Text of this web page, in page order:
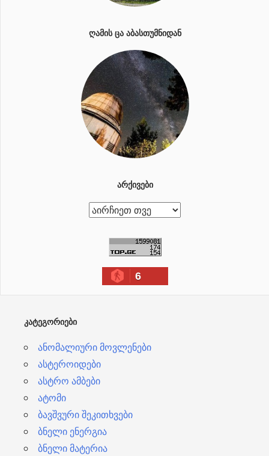
ᲦᲐᲛᲘᲡ ᲪᲐ ᲐᲑᲐᲡᲗᲣᲛᲜᲘᲓᲐᲜ
ᲐᲠᲥᲘᲕᲔᲑᲘ
ა
6
ᲙᲐᲢᲔᲒᲝᲠᲘᲔᲑᲘ
ანომალიური მოვლენები
ასტეროიდები
ასტრო ამბები
ატომი
ბავშვური შეკითხვები
ბნელი ენერგია
ბნელი მატერია